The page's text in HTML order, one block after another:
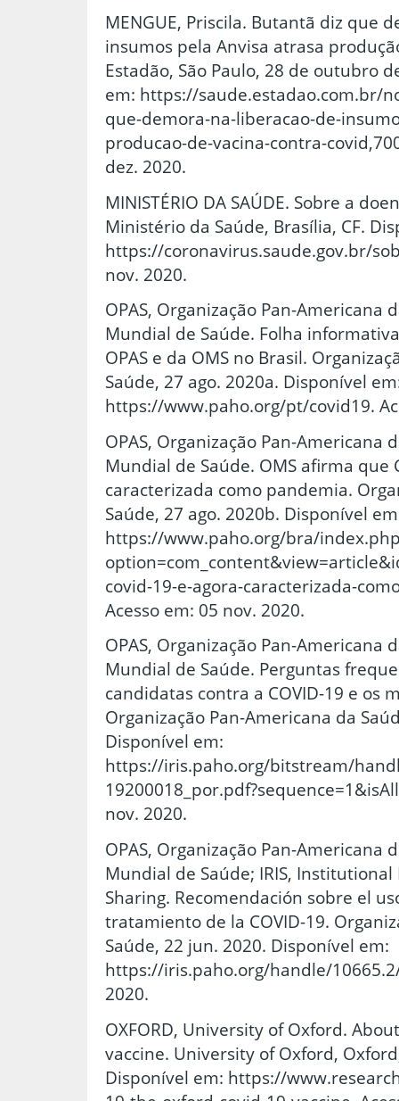
MENGUE, Priscila. Butantã diz que
insumos pela Anvisa atrasa
Estadão, São Paulo, 28 de outubro
em: https://saude.estadao.com.br/
que-demora-na-liberacao-de-
producao-de-vacina-contra-
dez. 2020.
MINISTÉRIO DA SAÚDE. Sobre a
Ministério da Saúde, Brasília, CF.
https://coronavirus.saude.gov.br/
nov. 2020.
OPAS, Organização Pan-Americana
Mundial de Saúde. Folha
OPAS e da OMS no Brasil.
Saúde, 27 ago. 2020a. Disponível
https://www.paho.org/pt/covid19.
OPAS, Organização Pan-Americana
Mundial de Saúde. OMS afirma que
caracterizada como pandemia.
Saúde, 27 ago. 2020b. Disponível
https://www.paho.org/bra/
covid-19-e-agora-caracterizada-
Acesso em: 05 nov. 2020.
OPAS, Organização Pan-Americana
Mundial de Saúde. Perguntas
candidatas contra a COVID-19 e os
Organização Pan-Americana da
Disponível em:
https://iris.paho.org/bitstream/
nov. 2020.
OPAS, Organização Pan-Americana
Mundial de Saúde; IRIS,
Sharing. Recomendación sobre el
tratamiento de la COVID-19.
Saúde, 22 jun. 2020. Disponível em:
https://iris.paho.org/handle/
2020.
OXFORD, University of Oxford.
vaccine. University of Oxford,
Disponível em: https://